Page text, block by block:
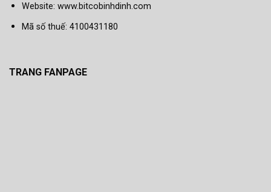
Website: www.bitcobinhdinh.com
Mã số thuế: 4100431180
TRANG FANPAGE